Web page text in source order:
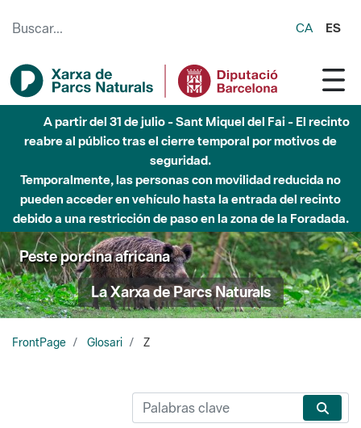
CA ES
A partir del 31 de julio - Sant Miquel del Fai - El recinto
reabre al público tras el cierre temporal por motivos de
seguridad.
Temporalmente, las personas con movilidad reducida no
pueden acceder en vehículo hasta la entrada del recinto
debido a una restricción de paso en la zona de la Foradada.
Peste porcina africana
La Xarxa de Parcs Naturals
FrontPage Glosari Z